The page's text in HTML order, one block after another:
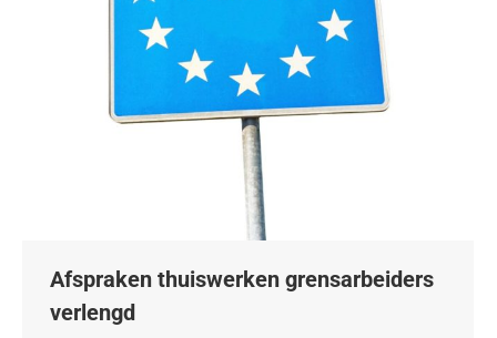
Afspraken thuiswerken grensarbeiders
verlengd